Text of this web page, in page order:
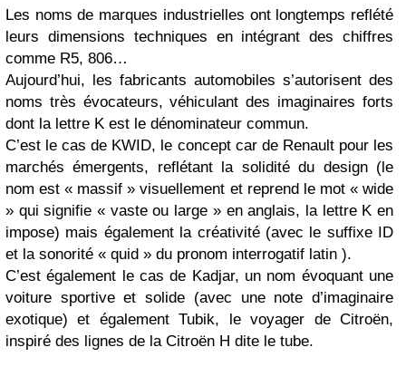
Les noms de marques industrielles ont longtemps reflété
leurs dimensions techniques en intégrant des chiffres
comme R5, 806…
Aujourd’hui, les fabricants automobiles s’autorisent des
noms très évocateurs, véhiculant des imaginaires forts
dont la lettre K est le dénominateur commun.
C’est le cas de KWID, le concept car de Renault pour les
marchés émergents, reflétant la solidité du design (le
nom est « massif » visuellement et reprend le mot « wide
» qui signifie « vaste ou large » en anglais, la lettre K en
impose) mais également la créativité (avec le suffixe ID
et la sonorité « quid » du pronom interrogatif latin ).
C’est également le cas de Kadjar, un nom évoquant une
voiture sportive et solide (avec une note d’imaginaire
exotique) et également Tubik, le voyager de Citroën,
inspiré des lignes de la Citroën H dite le tube.